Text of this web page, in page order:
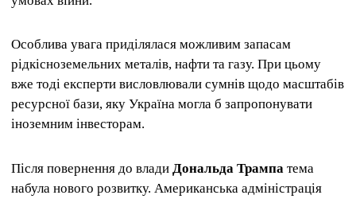
Особлива увага приділялася можливим запасам
рідкісноземельних металів, нафти та газу. При цьому
вже тоді експерти висловлювали сумнів щодо масштабів
ресурсної бази, яку Україна могла б запропонувати
іноземним інвесторам.
Після повернення до влади Дональда Трампа тема
набула нового розвитку. Американська адміністрація